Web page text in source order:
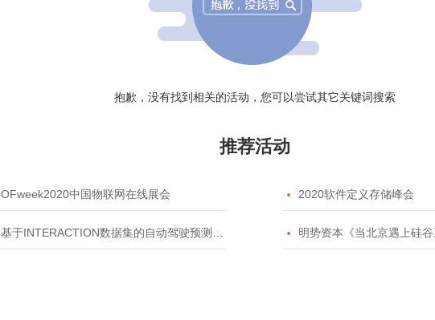
抱歉，没有找到相关的活动，您可以尝试其它关键词搜索
推荐活动
OFweek2020中国物联网在线展会  2020软件定义存储峰会
基于INTERACTION数据集的自动驾驶预测模型挑战赛  明势资本《当北京遇上硅谷》系列